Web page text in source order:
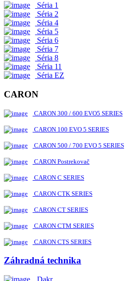
Séria 1
Séria 2
Séria 4
Séria 5
Séria 6
Séria 7
Séria 8
Séria 11
Séria EZ
CARON
CARON 300 / 600 EVO5 SERIES
CARON 100 EVO 5 SERIES
CARON 500 / 700 EVO 5 SERIES
CARON Postrekovač
CARON C SERIES
CARON CTK SERIES
CARON CT SERIES
CARON CTM SERIES
CARON CTS SERIES
Záhradná technika
Dakr